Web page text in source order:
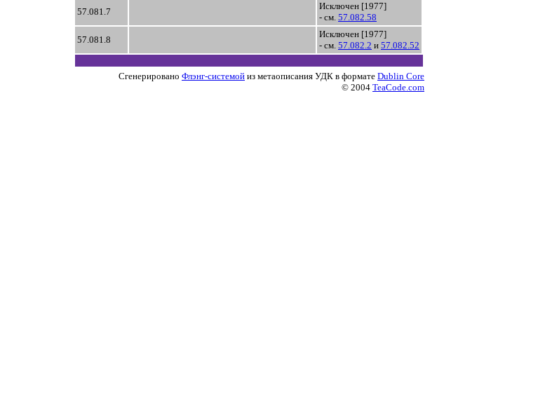
57.081.7
Исключен [1977]
- см. 57.082.58
57.081.8
Исключен [1977]
- см. 57.082.2 и 57.082.52
Сгенерировано Флэнг-системой из метаописания УДК в формате Dublin Core
© 2004 TeaCode.com